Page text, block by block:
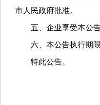
市人民政府批准。
五、企业享受本公告
六、本公告执行期限
特此公告。